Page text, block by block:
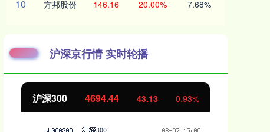
10 方邦股份 146.16 20.00% 7.68%
沪深京行情 实时轮播
沪深300 4694.44 43.13 0.93%